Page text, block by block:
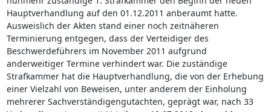
Hauptverhandlung auf den 01.12.2011 anberaumt hatte.
Ausweislich der Akten stand einer noch zeitnäheren
Terminierung entgegen, dass der Verteidiger des
Beschwerdeführers im November 2011 aufgrund
anderweitiger Termine verhindert war. Die zuständige
Strafkammer hat die Hauptverhandlung, die von der Erhebung
einer Vielzahl von Beweisen, unter anderem der Einholung
mehrerer Sachverständigengutachten, geprägt war, nach 33